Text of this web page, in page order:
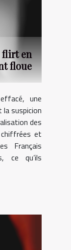
flirt en
floue
une
suspicion
des
chiffrées et
Français
ce qu’ils